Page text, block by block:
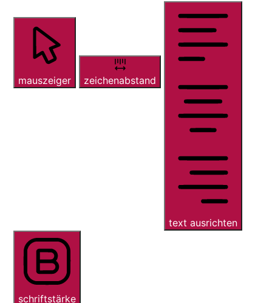
mauszeiger zeichenabstand
text ausrichten
schriftstärke